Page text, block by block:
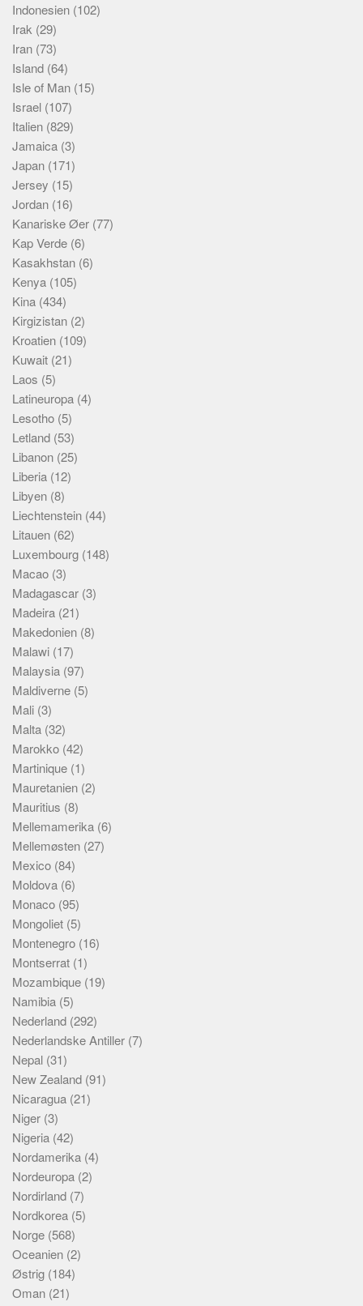
Indonesien (102)
Irak (29)
Iran (73)
Island (64)
Isle of Man (15)
Israel (107)
Italien (829)
Jamaica (3)
Japan (171)
Jersey (15)
Jordan (16)
Kanariske Øer (77)
Kap Verde (6)
Kasakhstan (6)
Kenya (105)
Kina (434)
Kirgizistan (2)
Kroatien (109)
Kuwait (21)
Laos (5)
Latineuropa (4)
Lesotho (5)
Letland (53)
Libanon (25)
Liberia (12)
Libyen (8)
Liechtenstein (44)
Litauen (62)
Luxembourg (148)
Macao (3)
Madagascar (3)
Madeira (21)
Makedonien (8)
Malawi (17)
Malaysia (97)
Maldiverne (5)
Mali (3)
Malta (32)
Marokko (42)
Martinique (1)
Mauretanien (2)
Mauritius (8)
Mellemamerika (6)
Mellemøsten (27)
Mexico (84)
Moldova (6)
Monaco (95)
Mongoliet (5)
Montenegro (16)
Montserrat (1)
Mozambique (19)
Namibia (5)
Nederland (292)
Nederlandske Antiller (7)
Nepal (31)
New Zealand (91)
Nicaragua (21)
Niger (3)
Nigeria (42)
Nordamerika (4)
Nordeuropa (2)
Nordirland (7)
Nordkorea (5)
Norge (568)
Oceanien (2)
Østrig (184)
Oman (21)